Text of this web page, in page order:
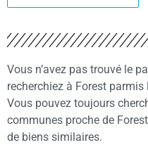
Vous n’avez pas trouvé le
recherchiez à Forest parmis
Vous pouvez toujours
communes proche de
de biens similaires.